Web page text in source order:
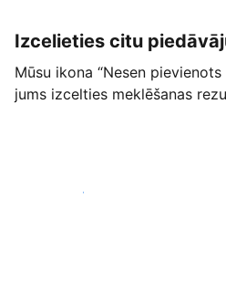
Izcelieties citu
Mūsu ikona “Nesen
jums izcelties meklēšanas
Sākt jau šodien